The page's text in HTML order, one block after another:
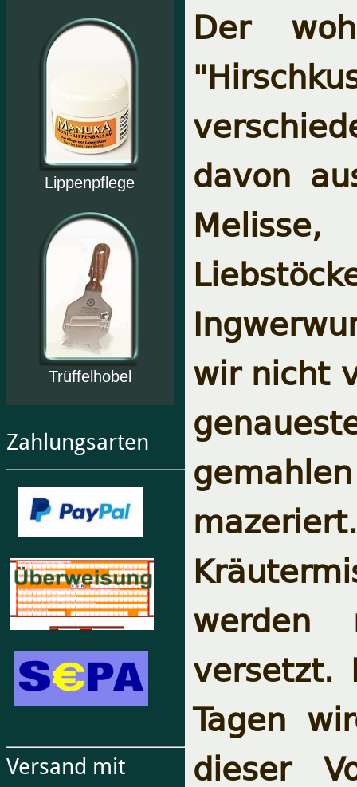
Lippenpflege
Trüffelhobel
Zahlungsarten
Versand mit
Der
davon
wir nicht
werden
versetzt.
Tagen
dieser